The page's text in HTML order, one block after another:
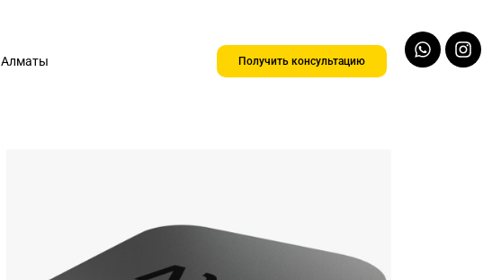
Алматы
Получить консультацию